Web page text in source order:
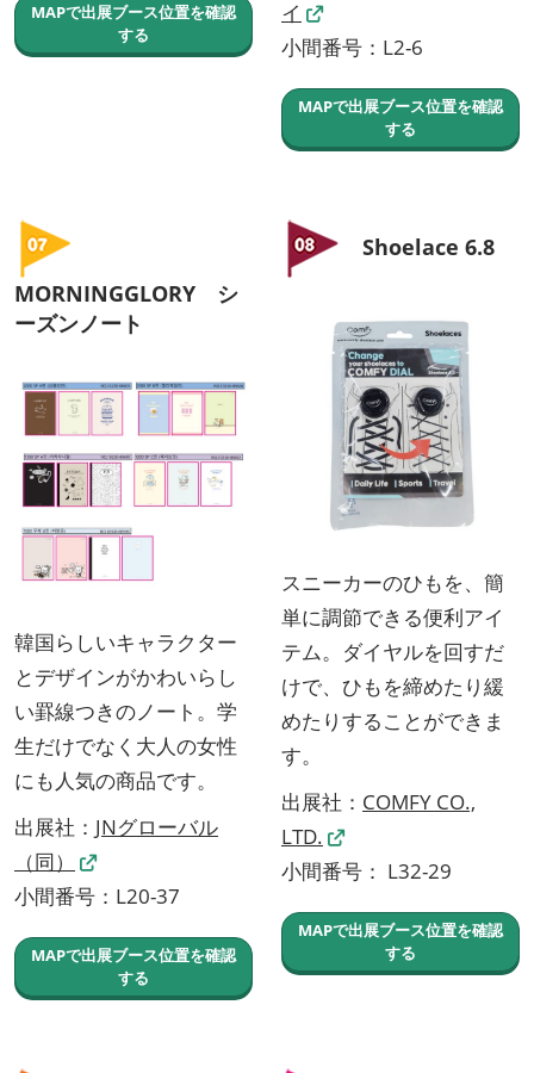
MAPで出展ブース位置を確認
する
イ
小間番号：L2-6
MAPで出展ブース位置を確認
する
MORNINGGLORY シ
ーズンノート
韓国らしいキャラクター
とデザインがかわいらし
い罫線つきのノート。学
生だけでなく大人の女性
にも人気の商品です。
出展社： JNグローバル
（同）
小間番号：L20-37
MAPで出展ブース位置を確認
する
Shoelace 6.8
スニーカーのひもを、簡
単に調節できる便利アイ
テム。ダイヤルを回すだ
けで、ひもを締めたり緩
めたりすることができま
す。
出展社： COMFY CO.,
LTD.
小間番号： L32-29
MAPで出展ブース位置を確認
する